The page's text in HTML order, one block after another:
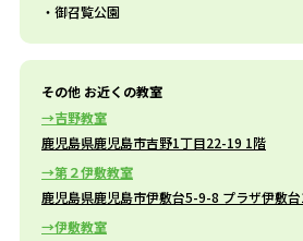
御召覧公園
その他 お近くの教室
吉野教室
鹿児島県鹿児島市吉野1丁目22-19 1階
第２伊敷教室
鹿児島県鹿児島市伊敷台5-9-8 プラザ伊敷
伊敷教室